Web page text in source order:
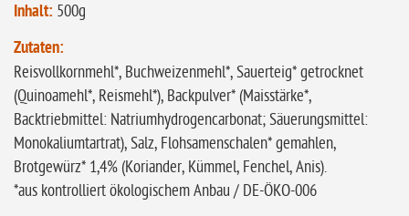
Inhalt: 500g
Zutaten:
Reisvollkornmehl*, Buchweizenmehl*, Sauerteig* getrocknet
(Quinoamehl*, Reismehl*), Backpulver* (Maisstärke*,
Backtriebmittel: Natriumhydrogencarbonat; Säuerungsmittel:
Monokaliumtartrat), Salz, Flohsamenschalen* gemahlen,
Brotgewürz* 1,4% (Koriander, Kümmel, Fenchel, Anis).
*aus kontrolliert ökologischem Anbau / DE-ÖKO-006